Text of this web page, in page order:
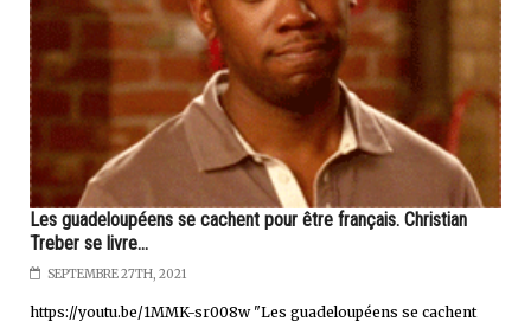
Les guadeloupéens se cachent pour être français. Christian
Treber se livre...
SEPTEMBRE 27TH, 2021
https://youtu.be/1MMK-sr008w "Les guadeloupéens se cachent